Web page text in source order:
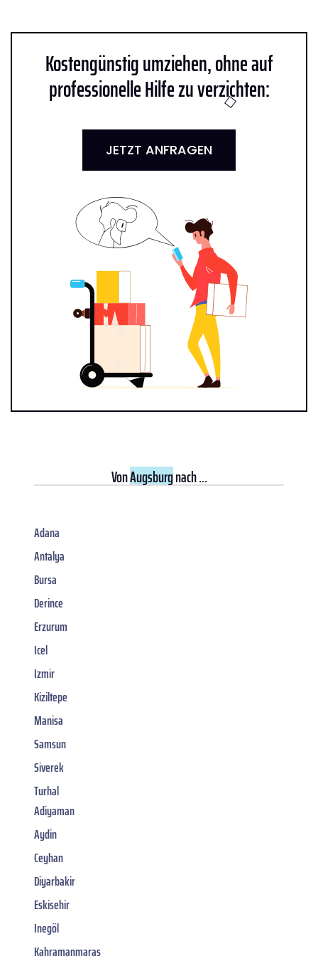
Kostengünstig umziehen, ohne auf
professionelle Hilfe zu verzichten:
JETZT ANFRAGEN
VonAugsburgnach ...
Adana
Antalya
Bursa
Derince
Erzurum
Icel
Izmir
Kiziltepe
Manisa
Samsun
Siverek
Turhal
Adiyaman
Aydin
Ceyhan
Diyarbakir
Eskisehir
Inegöl
Kahramanmaras